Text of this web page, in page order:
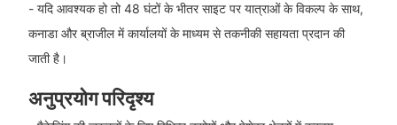
- यदि आवश्यक हो तो 48 घंटों के भीतर साइट पर यात्राओं के विकल्प के साथ,
कनाडा और ब्राजील में कार्यालयों के माध्यम से तकनीकी सहायता प्रदान की
जाती है।
अनुप्रयोग परिदृश्य